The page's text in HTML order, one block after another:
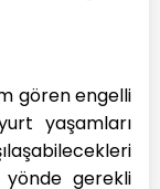
gören engelli
yaşamları
gerekli